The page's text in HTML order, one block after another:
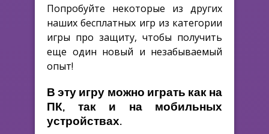
Попробуйте некоторые из других
наших бесплатных игр из категории
игры про защиту, чтобы получить
еще один новый и незабываемый
опыт!
В эту игру можно играть как на
ПК, так и на мобильных
устройствах.